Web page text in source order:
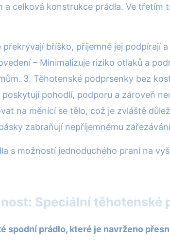
a celková konstrukce prádla. Ve
překrývají bříško, příjemně jej
– Minimalizuje riziko otlaků a
3. Těhotenské podprsenky bez
pohodlí, podporu a zároveň
na měnící se tělo, což je zvláště
zabraňují nepříjemnému
s možností jednoduchého praní na
Speciální těhotenské
spodní prádlo, které je navrženo